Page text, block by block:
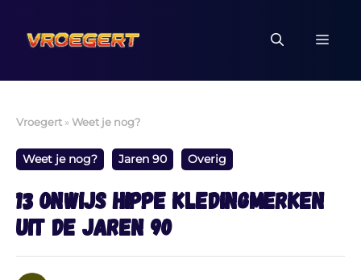
naar
inhoud
Vroegert »Weet je nog?
Weet je nog? Jaren 90 Overig
13 onwijs hippe kledingmerken
uit de jaren 90